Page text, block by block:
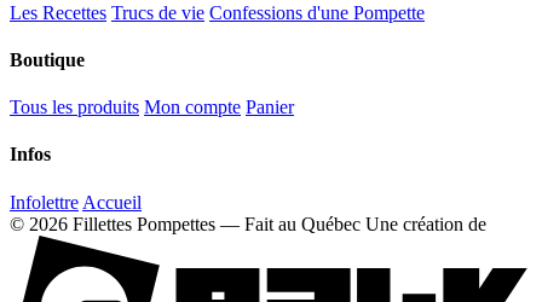
Les Recettes Trucs de vie Confessions d'une Pompette
Boutique
Tous les produits Mon compte Panier
Infos
Infolettre Accueil
© 2026 Fillettes Pompettes — Fait au Québec Une création de